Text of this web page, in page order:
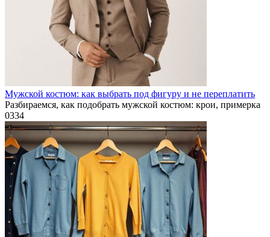
Мужской костюм: как выбрать под фигуру и не переплатить
Разбираемся, как подобрать мужской костюм: крои, примерка
0334